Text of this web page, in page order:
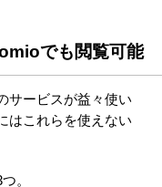
でも閲覧可能
サービスが益々使い
はこれらを使えない
。